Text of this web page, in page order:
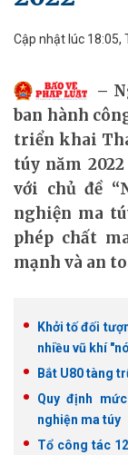
Cập nhật lúc
ban hành
triển khai
túy năm
với chủ đề
nghiện ma
phép chất
mạnh và an
Khởi tố đối
nhiều vũ khí
Bắt U80 tàng
Quy định
nghiện ma túy
Tổ công tác